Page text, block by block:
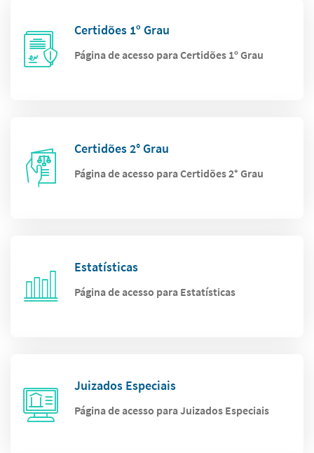
Certidões 1º Grau
Página de acesso para Certidões 1º Grau
Certidões 2° Grau
Página de acesso para Certidões 2° Grau
Estatísticas
Página de acesso para Estatísticas
Juizados Especiais
Página de acesso para Juizados Especiais